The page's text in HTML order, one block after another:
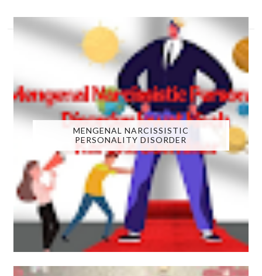
MENGENAL NARCISSISTIC
PERSONALITY DISORDER